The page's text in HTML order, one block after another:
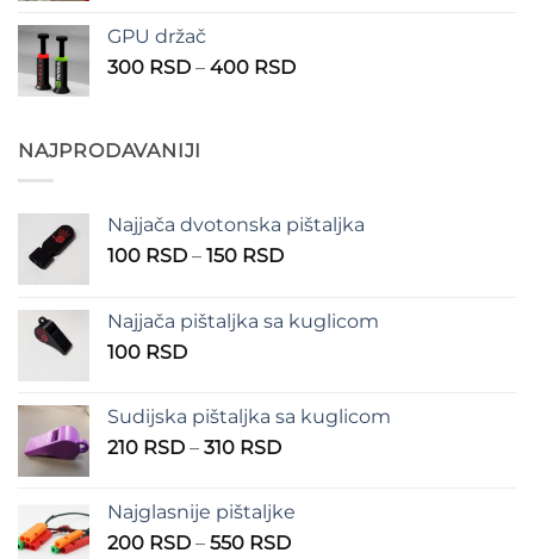
do
GPU držač
300 RSD – 400 RSDRaspon
NAJPRODAVANIJI
Najjača dvotonska pištaljka
100 RSD – 150 RSDRaspon
100 RSD
Najjača pištaljka sa kuglicom
100 RSD
Sudijska pištaljka sa kuglicom
210 RSD – 310 RSDRaspon
210 RSD
do
Najglasnije pištaljke
200 RSD – 550 RSDRaspon